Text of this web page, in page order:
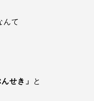
んて
んせき」
と